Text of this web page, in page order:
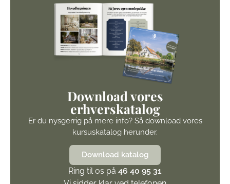
Download vores
erhverskatalog
Er du nysgerrig på mere info? Så download vores
kursuskatalog herunder.
Download katalog
Ring til os på 46 40 95 31